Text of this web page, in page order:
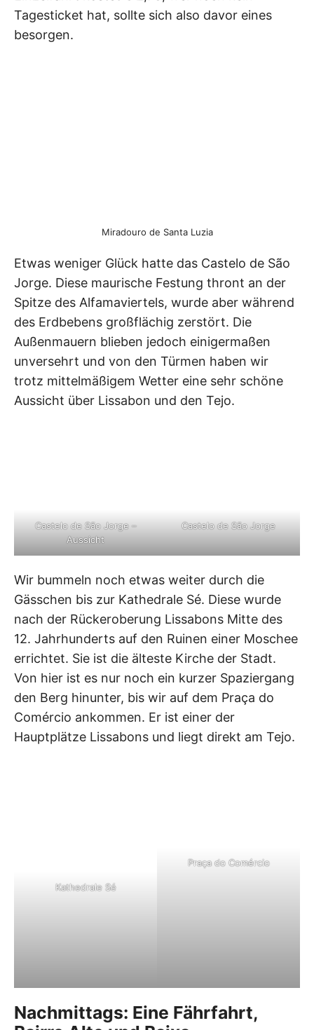
Tagesticket hat, sollte sich also davor eines
besorgen.
Miradouro de Santa Luzia
Etwas weniger Glück hatte das Castelo de São
Jorge. Diese maurische Festung thront an der
Spitze des Alfamaviertels, wurde aber während
des Erdbebens großflächig zerstört. Die
Außenmauern blieben jedoch einigermaßen
unversehrt und von den Türmen haben wir
trotz mittelmäßigem Wetter eine sehr schöne
Aussicht über Lissabon und den Tejo.
Castelo de São Jorge –
Aussicht
Castelo de São Jorge
Wir bummeln noch etwas weiter durch die
Gässchen bis zur Kathedrale Sé. Diese wurde
nach der Rückeroberung Lissabons Mitte des
12. Jahrhunderts auf den Ruinen einer Moschee
errichtet. Sie ist die älteste Kirche der Stadt.
Von hier ist es nur noch ein kurzer Spaziergang
den Berg hinunter, bis wir auf dem Praça do
Comércio ankommen. Er ist einer der
Hauptplätze Lissabons und liegt direkt am Tejo.
Kathedrale Sé
Praça do Comércio
Nachmittags: Eine Fährfahrt,